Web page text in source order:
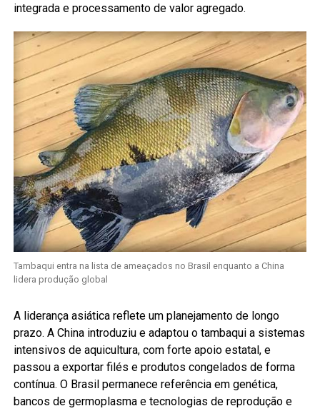
integrada e processamento de valor agregado.
Tambaqui entra na lista de ameaçados no Brasil enquanto a China
lidera produção global
A liderança asiática reflete um planejamento de longo
prazo. A China introduziu e adaptou o tambaqui a sistemas
intensivos de aquicultura, com forte apoio estatal, e
passou a exportar filés e produtos congelados de forma
contínua. O Brasil permanece referência em genética,
bancos de germoplasma e tecnologias de reprodução e